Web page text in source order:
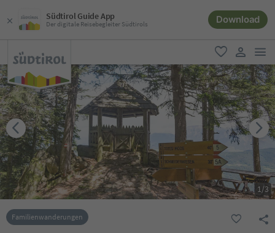
Südtirol Guide App
Der digitale Reisebegleiter Südtirols Download
favorit
user link
1/3
Familienwanderungen